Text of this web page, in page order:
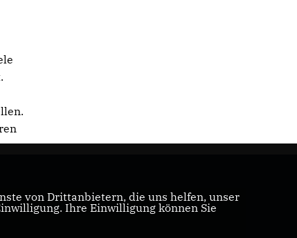
von Drittanbietern, die uns helfen, unser
Ihre Einwilligung können Sie